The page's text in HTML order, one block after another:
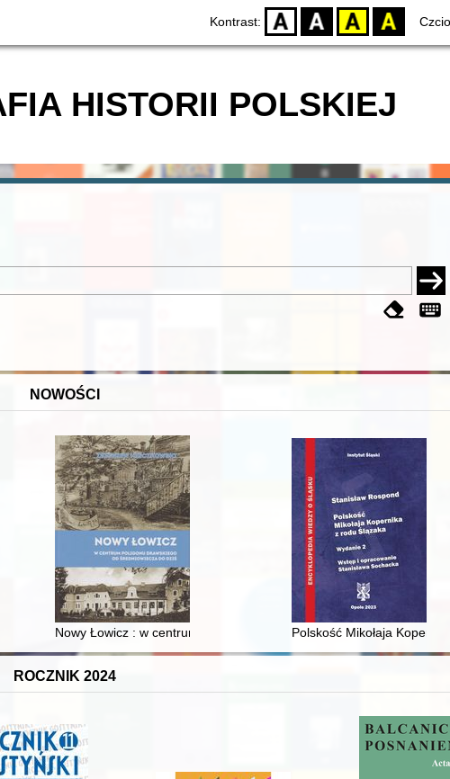
Kontrast: D BW YB BY
HISTORII POLSKIEJ
NOWOŚCI
finansowy i towarzyski lokalnego mieszczaństwa w 2. poł. XIX w
Nowy Łowicz : w centrum poligonu drawskiego od średniowiecza do
Polskość Mikołaja
ROCZNIK 2024